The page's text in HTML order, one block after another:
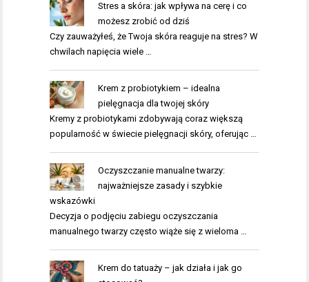
Stres a skóra: jak wpływa na cerę i co
możesz zrobić od dziś
Czy zauważyłeś, że Twoja skóra reaguje na stres? W
chwilach napięcia wiele …
Krem z probiotykiem – idealna
pielęgnacja dla twojej skóry
Kremy z probiotykami zdobywają coraz większą
popularność w świecie pielęgnacji skóry, oferując …
Oczyszczanie manualne twarzy:
najważniejsze zasady i szybkie
wskazówki
Decyzja o podjęciu zabiegu oczyszczania
manualnego twarzy często wiąże się z wieloma …
Krem do tatuaży – jak działa i jak go